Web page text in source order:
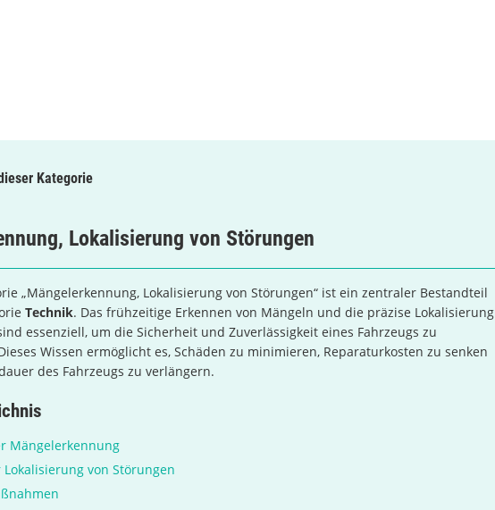
Kategorie
Lokalisierung von Störungen
„Mängelerkennung, Lokalisierung von Störungen“ ist ein zentraler Bestandteil
Technik. Das frühzeitige Erkennen von Mängeln und die präzise Lokalisierung
essenziell, um die Sicherheit und Zuverlässigkeit eines Fahrzeugs zu
Wissen ermöglicht es, Schäden zu minimieren, Reparaturkosten zu senken
des Fahrzeugs zu verlängern.
Mängelerkennung
von Störungen